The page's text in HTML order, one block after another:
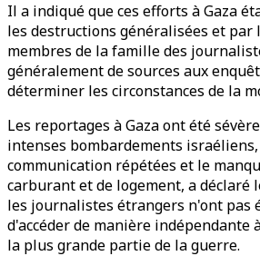
Il a indiqué que ces efforts à Gaza
les destructions généralisées et par
membres de la famille des
généralement de sources aux
déterminer les circonstances de la
Les reportages à Gaza ont été
intenses bombardements
communication répétées et le
carburant et de logement, a déclaré
les journalistes étrangers n'ont pas
d'accéder de manière indépendante
la plus grande partie de la guerre.